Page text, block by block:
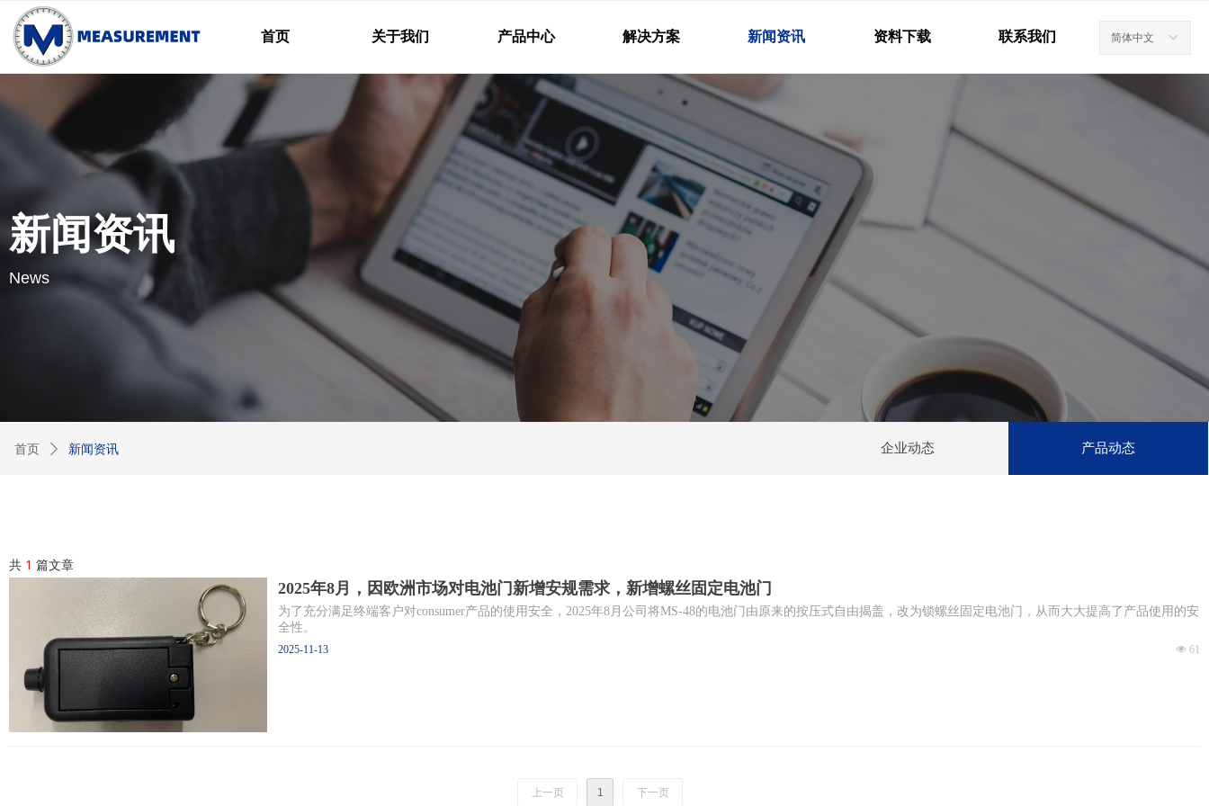
首页 关于我们 产品中心 解决方案 新闻资讯 资料下载 联系我们 ꀅ
简体中文
共 1 篇文章
2025年8月，因欧洲市场对电池门新增安规需求，新增螺丝固定电池门
为了充分满足终端客户对consumer产品的使用安全，2025年8月公司将MS-48的电池门由原来的按压式自由揭盖，改为锁螺丝固定电池门，从而大大提高了产品使用的安
全性。
넶 61
2025-11-13
上一页 1 下一页
首页 ꄲ 新闻资讯 企业动态 产品动态
新闻资讯
News